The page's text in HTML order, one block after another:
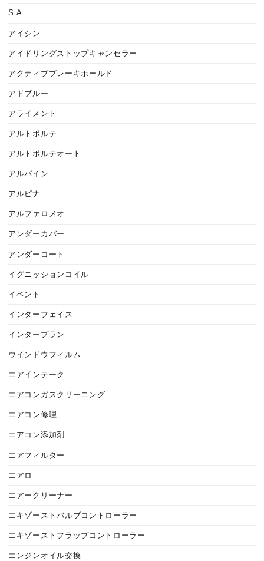
S.A
アイシン
アイドリングストップキャンセラー
アクティブブレーキホールド
アドブルー
アライメント
アルトポルテ
アルトポルテオート
アルパイン
アルピナ
アルファロメオ
アンダーカバー
アンダーコート
イグニッションコイル
イベント
インターフェイス
インタープラン
ウインドウフィルム
エアインテーク
エアコンガスクリーニング
エアコン修理
エアコン添加剤
エアフィルター
エアロ
エアークリーナー
エキゾーストバルブコントローラー
エキゾーストフラップコントローラー
エンジンオイル交換